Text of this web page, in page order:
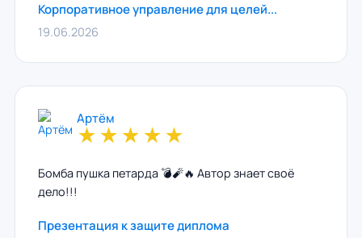
Корпоративное управление для целей...
19.06.2026
Артём
★★★★★
Бомба пушка петарда 💣🧨🔥 Автор знает своё
дело!!!
Презентация к защите диплома